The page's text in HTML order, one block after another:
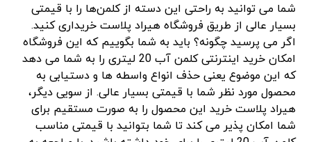
شما می توانید به راحتی این دسته از کلمن‌ها را با قیمتی
بسیار عالی از طریق فروشگاه هیراد پلاست خریداری کنید.
اگر می پرسید چگونه؟ باید به شما بگوییم که این فروشگاه
امکان خرید اینترنتی کلمن آب 20 لیتری را به شما می دهد
که این موضوع یعنی حذف انواع واسطه ها و دستیابی به
محصول مورد نظر شما با قیمتی بسیار عالی. از سویی دیگر،
هیراد پلاست خرید این محصول را به صورت مستقیم برای
شما امکان پذیر می کند تا شما بتوانید با قیمتی مناسب